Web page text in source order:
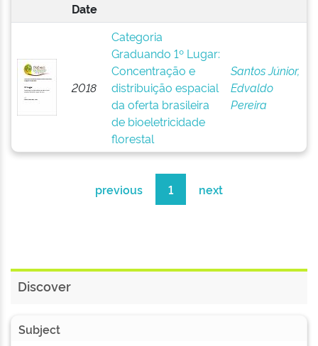
Date
2018
Categoria
Graduando 1º Lugar:
Concentração e
distribuição espacial
da oferta brasileira
de bioeletricidade
florestal
Santos Júnior,
Edvaldo
Pereira
previous 1 next
Discover
Subject